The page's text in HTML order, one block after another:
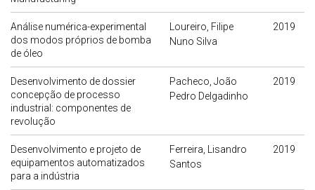
Análise numérica-experimental
dos modos próprios de bomba
de óleo
Loureiro, Filipe
Nuno Silva
2019
Desenvolvimento de dossier
concepção de processo
industrial: componentes de
revolução
Pacheco, João
Pedro Delgadinho
2019
Desenvolvimento e projeto de
equipamentos automatizados
para a indústria
Ferreira, Lisandro
Santos
2019